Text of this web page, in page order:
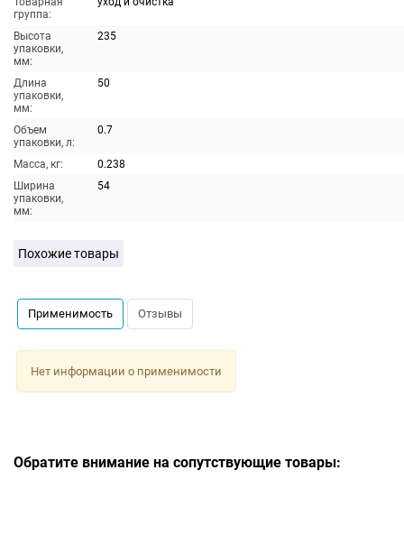
группа:
Высота
упаковки,
мм:
235
Длина
упаковки,
мм:
50
Объем
упаковки, л:
0.7
Масса, кг:
0.238
Ширина
упаковки,
мм:
54
Похожие товары
Применимость Отзывы
Нет информации о применимости
Обратите внимание на сопутствующие товары: